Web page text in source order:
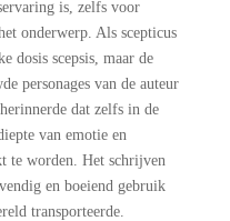
is, zelfs voor
onderwerp. Als scepticus
dosis scepsis, maar de
personages van de auteur
dat zelfs in de
van emotie en
te worden. Het schrijven
en boeiend gebruik
transporteerde.